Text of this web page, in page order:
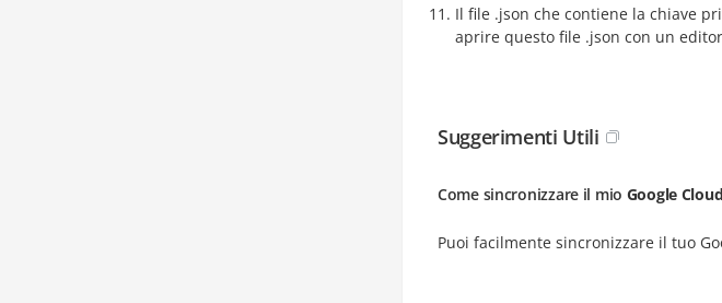
Il file .json che contiene la chiave
aprire questo file .json con un
Suggerimenti Utili
Come sincronizzare il mio Google
Puoi facilmente sincronizzare il tuo